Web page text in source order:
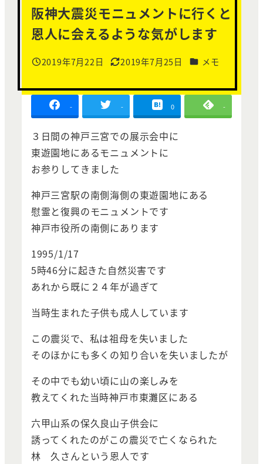
阪神大震災モニュメントに行くと
恩人に会えるような気がします
投稿日
2019年7月22日
更新日
2019年7月25日 カテゴリー
メモ
- - 0 -
３日間の神戸三宮での展示会中に
東遊園地にあるモニュメントに
お参りしてきました
神戸三宮駅の南側海側の東遊園地にある
慰霊と復興のモニュメントです
神戸市役所の南側にあります
1995/1/17
5時46分に起きた自然災害です
あれから既に２４年が過ぎて
当時生まれた子供も成人しています
この震災で、私は祖母を失いました
そのほかにも多くの知り合いを失いましたが
その中でも幼い頃に山の楽しみを
教えてくれた当時神戸市東灘区にある
六甲山系の保久良山子供会に
誘ってくれたのがこの震災で亡くなられた
林 久さんという恩人です